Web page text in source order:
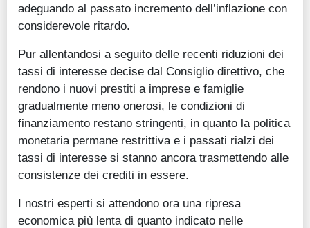
adeguando al passato incremento dell’inflazione con
considerevole ritardo.
Pur allentandosi a seguito delle recenti riduzioni dei
tassi di interesse decise dal Consiglio direttivo, che
rendono i nuovi prestiti a imprese e famiglie
gradualmente meno onerosi, le condizioni di
finanziamento restano stringenti, in quanto la politica
monetaria permane restrittiva e i passati rialzi dei
tassi di interesse si stanno ancora trasmettendo alle
consistenze dei crediti in essere.
I nostri esperti si attendono ora una ripresa
economica più lenta di quanto indicato nelle